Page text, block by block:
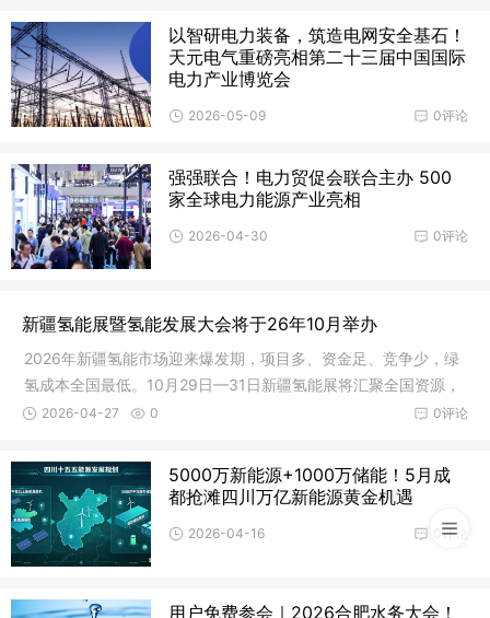
以智研电力装备，筑造电网安全基石！
天元电气重磅亮相第二十三届中国国际
电力产业博览会
0评论
2026-05-09
强强联合！电力贸促会联合主办 500
家全球电力能源产业亮相
0评论
2026-04-30
新疆氢能展暨氢能发展大会将于26年10月举办
2026年新疆氢能市场迎来爆发期，项目多、资金足、竞争少，绿
氢成本全国最低。10月29日—31日新疆氢能展将汇聚全国资源，
助力企业精准对接订单，抢占西北氢能核心市场。
0评论
2026-04-27 0
5000万新能源+1000万储能！5月成
都抢滩四川万亿新能源黄金机遇
0评论
2026-04-16
用户免费参会｜2026合肥水务大会！